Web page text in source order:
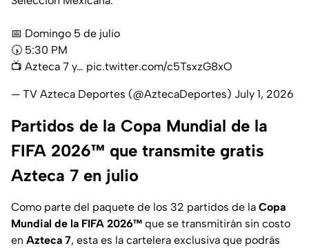
📅 Domingo 5 de julio⁣⁣⁣
🕠 5:30 PM⁣⁣⁣
📺 ⁣⁣Azteca 7 y… pic.twitter.com/c5TsxzG8xO
— TV Azteca Deportes (@AztecaDeportes) July 1, 2026
Partidos de la Copa Mundial de la
FIFA 2026™ que transmite gratis
Azteca 7 en julio
Como parte del paquete de los 32 partidos de la Copa
Mundial de la FIFA 2026™ que se transmitirán sin costo
en Azteca 7, esta es la cartelera exclusiva que podrás